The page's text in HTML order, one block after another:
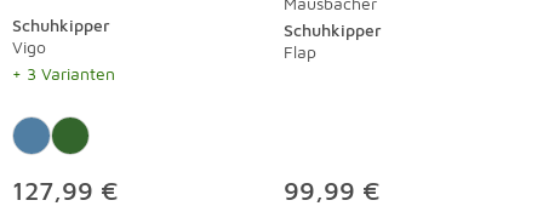
Schuhkipper
Vigo
+ 3 Varianten
127,99 €
Schuhkipper
Flap
99,99 €